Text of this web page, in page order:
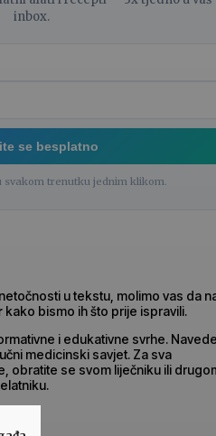
inbox.
se besplatno
svakom trenutku jednim klikom.
u tekstu, molimo vas da
kako bismo ih što prije ispravili.
i edukativne svrhe.
medicinski savjet. Za sva
obratite se svom liječniku ili